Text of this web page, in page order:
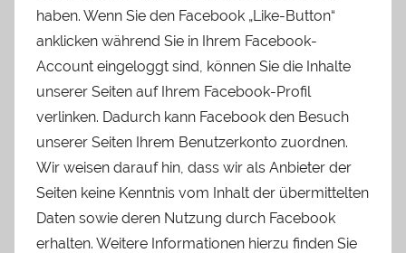
haben. Wenn Sie den Facebook „Like-Button“
anklicken während Sie in Ihrem Facebook-
Account eingeloggt sind, können Sie die Inhalte
unserer Seiten auf Ihrem Facebook-Profil
verlinken. Dadurch kann Facebook den Besuch
unserer Seiten Ihrem Benutzerkonto zuordnen.
Wir weisen darauf hin, dass wir als Anbieter der
Seiten keine Kenntnis vom Inhalt der übermittelten
Daten sowie deren Nutzung durch Facebook
erhalten. Weitere Informationen hierzu finden Sie